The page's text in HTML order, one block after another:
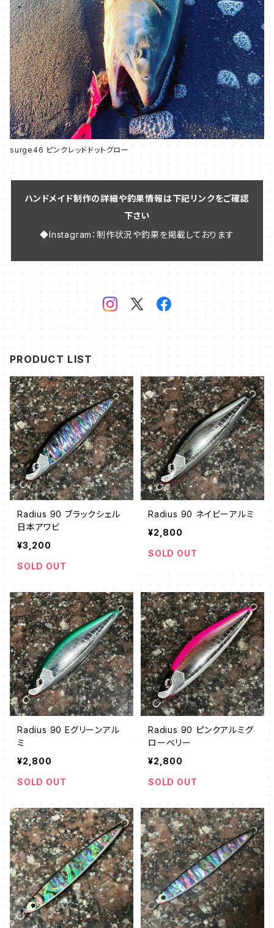
surge46 ピンクレッドドットグロー
ハンドメイド制作の詳細や釣果情報は下記リンクをご確認
下さい
◆Instagram：制作状況や釣果を掲載しております
PRODUCT LIST
Radius 90 ブラックシェル
日本アワビ
¥3,200
SOLD OUT
Radius 90 ネイビーアルミ
¥2,800
SOLD OUT
Radius 90 Eグリーンアル
ミ
¥2,800
SOLD OUT
Radius 90 ピンクアルミグ
ローベリー
¥2,800
SOLD OUT